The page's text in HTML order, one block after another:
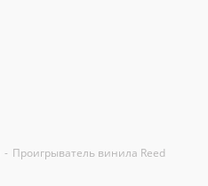
- Проигрыватель винила Reed